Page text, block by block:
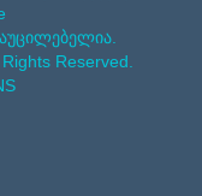
Reserved.